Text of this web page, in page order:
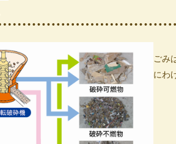
ごみ
にわ